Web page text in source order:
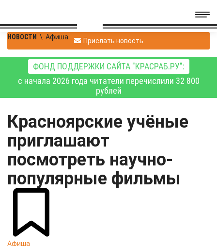
НОВОСТИ \ Афиша Прислать новость
ФОНД ПОДДЕРЖКИ САЙТА "КРАСРАБ.РУ":
с начала 2026 года читатели перечислили 32 800
рублей
Красноярские учёные
приглашают
посмотреть научно-
популярные фильмы
Афиша